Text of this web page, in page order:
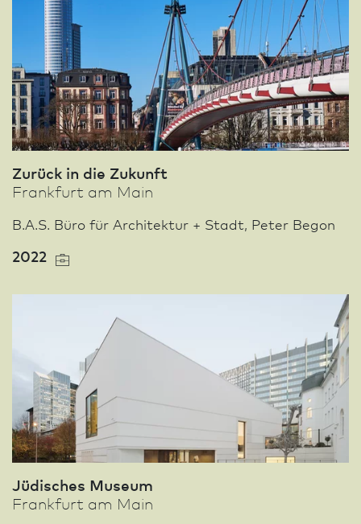
Zurück in die Zukunft
Frank­furt am Main
B.A.S. Büro für Archi­tektur + Stadt, Peter Begon
2022
Jüdisches Museum
Frank­furt am Main